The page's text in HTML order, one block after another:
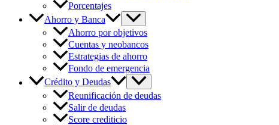
Porcentajes
Ahorro y Banca
Ahorro por objetivos
Cuentas y neobancos
Estrategias de ahorro
Fondo de emergencia
Crédito y Deudas
Reunificación de deudas
Salir de deudas
Score crediticio